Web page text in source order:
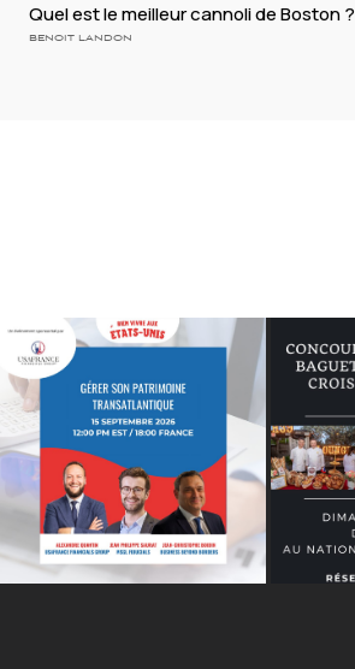
Quel est le meilleur cannoli de Boston ?
BENOIT LANDON